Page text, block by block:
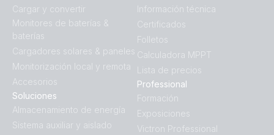
Cargar y convertir
Monitores de baterías &
baterías
Cargadores solares & paneles
Monitorización local y remota
Accesorios
Soluciones
Almacenamiento de energía
Sistema auxiliar y aislado
Información técnica
Certificados
Folletos
Calculadora MPPT
Lista de precios
Professional
Formación
Exposiciones
Victron Professional